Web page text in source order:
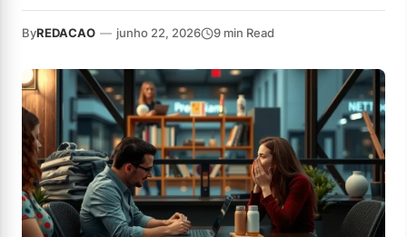
ByREDACAO — junho 22, 2026 9 min Read